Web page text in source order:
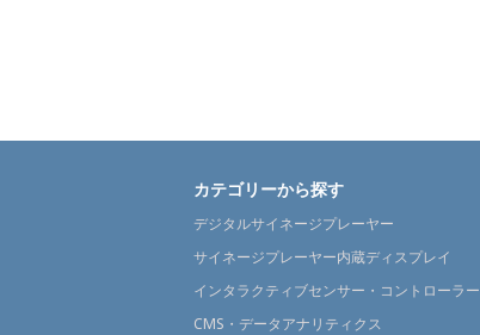
カテゴリーから探す
デジタルサイネージプレーヤー
サイネージプレーヤー内蔵ディスプレイ
インタラクティブセンサー・コントローラー
CMS・データアナリティクス